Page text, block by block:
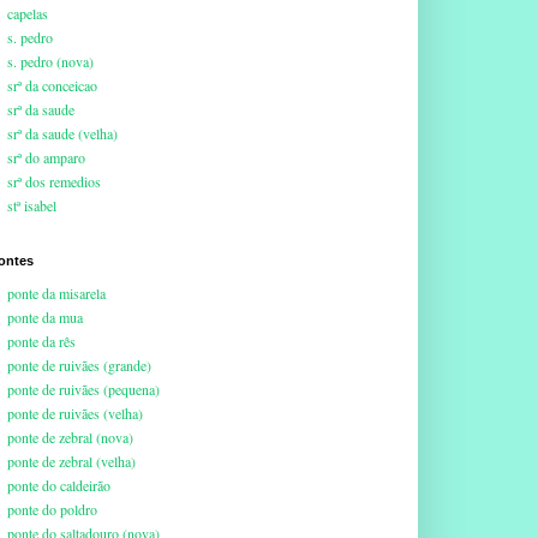
capelas
s. pedro
s. pedro (nova)
srª da conceicao
srª da saude
srª da saude (velha)
srª do amparo
srª dos remedios
stª isabel
ponte da misarela
ponte da mua
ponte da rês
ponte de ruivães (grande)
ponte de ruivães (pequena)
ponte de ruivães (velha)
ponte de zebral (nova)
ponte de zebral (velha)
ponte do caldeirão
ponte do poldro
ponte do saltadouro (nova)